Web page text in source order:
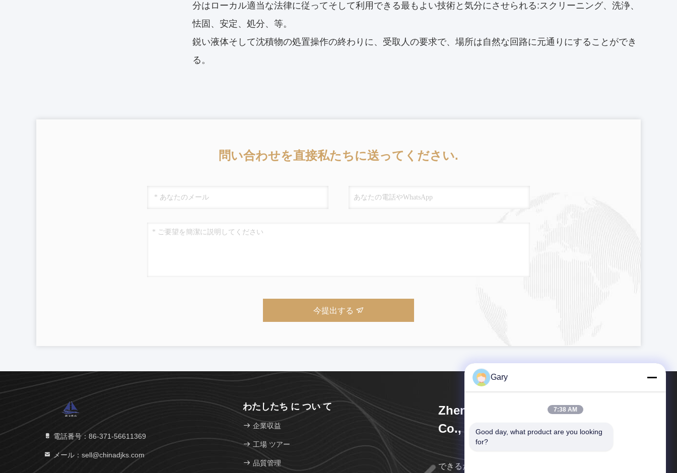
分はローカル適当な法律に従ってそして利用できる最もよい技術と気分にさせられる:スクリーニング、洗浄、
怯固、安定、処分、等。
鋭い液体そして沈積物の処置操作の終わりに、受取人の要求で、場所は自然な回路に元通りにすることができ
る。
問い合わせを直接私たちに送ってください.
今提出する
電話番号：86-371-56611369
メール：sell@chinadjks.com
わたしたち に つい て
企業収益
工場 ツアー
品質管理
Zhengzhou Hengyang Industrial
Co., Ltd
できるだけ早く連絡します
Gary
7:38 AM
Good day, what product are you looking
for?